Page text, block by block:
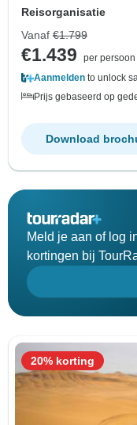
Reisorganisatie
Vanaf €1.799
€1.439
per persoon
Aanmelden to unlock
Prijs gebaseerd op
Download
Meld je aan of log
kortingen bij
20% korting